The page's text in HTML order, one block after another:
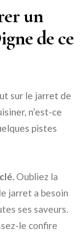
un
de ce
sur le jarret de
n’est-ce
pistes
Oubliez la
jarret a besoin
ses saveurs.
le confire